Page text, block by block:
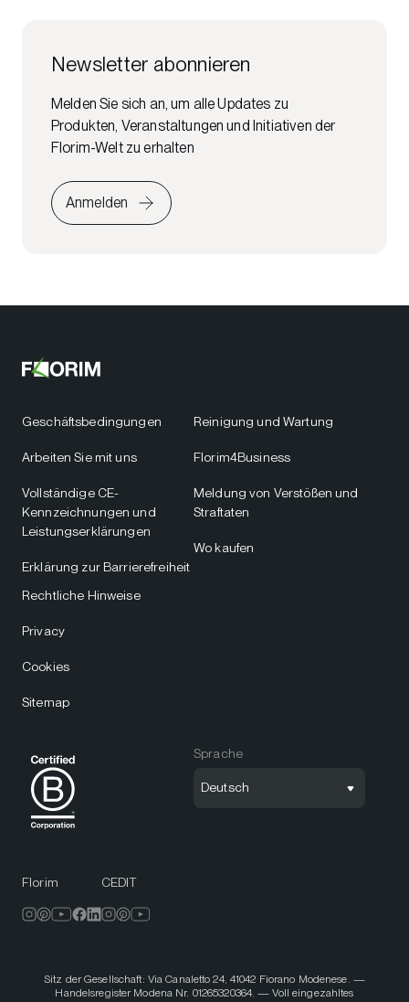
Newsletter abonnieren
Melden Sie sich an, um alle Updates zu
Produkten, Veranstaltungen und Initiativen der
Florim-Welt zu erhalten
Anmelden
Geschäftsbedingungen
Arbeiten Sie mit uns
Vollständige CE-
Kennzeichnungen und
Leistungserklärungen
Erklärung zur Barrierefreiheit
Reinigung und Wartung
Florim4Business
Meldung von Verstößen und
Straftaten
Wo kaufen
Rechtliche Hinweise
Privacy
Cookies
Sitemap
Sprache
Deutsch
Florim CEDIT
Sitz der Gesellschaft: Via Canaletto 24, 41042 Fiorano Modenese. —
Handelsregister Modena Nr. 01265320364. — Voll eingezahltes